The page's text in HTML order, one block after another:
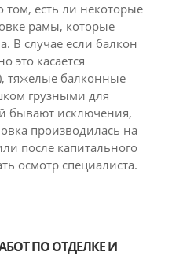
есть ли некоторые
рамы, которые
В случае если балкон
это касается
тяжелые балконные
грузными для
бывают исключения,
производилась на
после капитального
осмотр специалиста.
ПО ОТДЕЛКЕ И